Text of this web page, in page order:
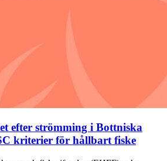
efter strömming i Bottniska
kriterier för hållbart fiske